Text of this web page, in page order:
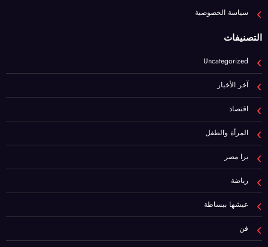
سياسة الخصوصية
التصنيفات
Uncategorized
آخر الأخبار
اقتصاد
المرأة والطفل
برا مصر
رياضة
عيشها ببساطة
فن